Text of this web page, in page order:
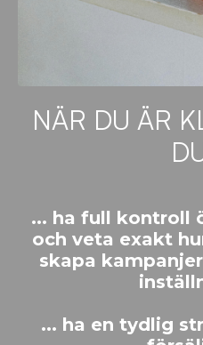
NÄR DU ÄR
... ha full kontroll
och veta exakt
skapa
... ha en tydlig